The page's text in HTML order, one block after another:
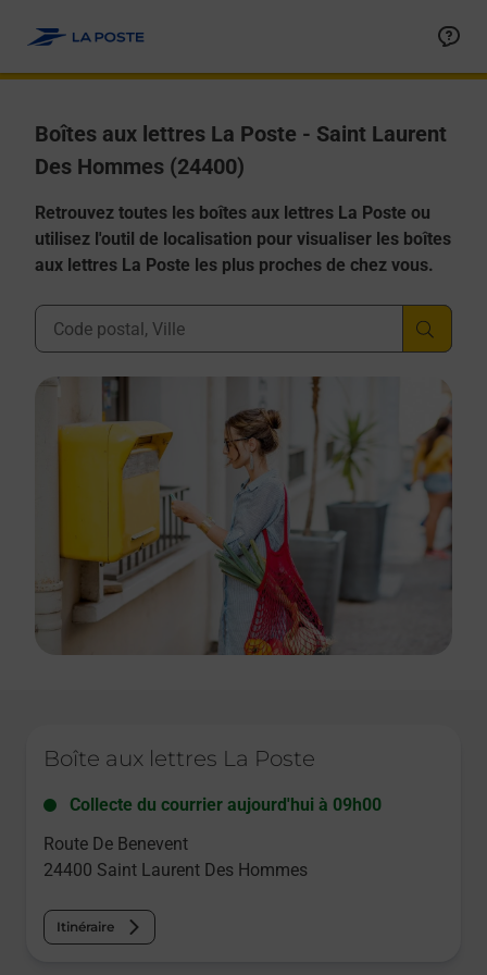
Boîtes aux lettres La Poste - Saint Laurent
Des Hommes (24400)
Retrouvez toutes les boîtes aux lettres La Poste ou
utilisez l'outil de localisation pour visualiser les boîtes
aux lettres La Poste les plus proches de chez vous.
Ville, Département, Code Postal
Boîte aux lettres La Poste
Collecte du courrier aujourd'hui à 09h00
Route De Benevent
24400 Saint Laurent Des Hommes
Itinéraire